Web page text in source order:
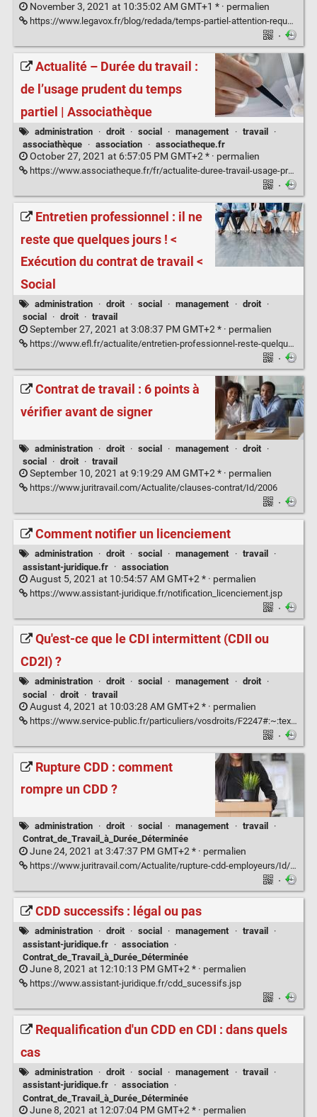
November 3, 2021 at 10:35:02 AM GMT+1 * · permalien
https://www.legavox.fr/blog/redada/temps-partiel-attention-requalification-salarie-31444.htm
·
Actualité – Durée du travail :
de l’usage prudent du temps
partiel | Associathèque
administration · droit · social · management · travail
·
associathèque
· association · associatheque.fr
October 27, 2021 at 6:57:05 PM GMT+2 * · permalien
https://www.associatheque.fr/fr/actualite-duree-travail-usage-prudent-temps-partiel.html
·
Entretien professionnel : il ne
reste que quelques jours ! <
Exécution du contrat de travail <
Social
administration · droit · social · management · droit
·
social
· droit · travail
September 27, 2021 at 3:08:37 PM GMT+2 * · permalien
https://www.efl.fr/actualite/entretien-professionnel-reste-quelques-jours_f3a77edd8-e5ea-4726-a0c4-381dc13d6d4f
·
Contrat de travail : 6 points à
vérifier avant de signer
administration · droit · social · management · droit
·
social
· droit · travail
September 10, 2021 at 9:19:29 AM GMT+2 * · permalien
https://www.juritravail.com/Actualite/clauses-contrat/Id/2006
·
Comment notifier un licenciement
administration · droit · social · management · travail
·
assistant-juridique.fr
· association
August 5, 2021 at 10:54:57 AM GMT+2 * · permalien
https://www.assistant-juridique.fr/notification_licenciement.jsp
·
Qu'est-ce que le CDI intermittent (CDII ou
CD2I) ?
administration · droit · social · management · droit
·
social
· droit · travail
August 4, 2021 at 10:03:28 AM GMT+2 * · permalien
https://www.service-public.fr/particuliers/vosdroits/F2247#:~:text=Le%20contrat%20de%20travail%20intermittent,%27importantes%20variations%20d%27activit%C3%A9
·
Rupture CDD : comment
rompre un CDD ?
administration · droit · social · management · travail
·
Contrat_de_Travail_à_Durée_Déterminée
June 24, 2021 at 3:47:37 PM GMT+2 * · permalien
https://www.juritravail.com/Actualite/rupture-cdd-employeurs/Id/196
·
CDD successifs : légal ou pas
administration · droit · social · management · travail
·
assistant-juridique.fr
· association
·
Contrat_de_Travail_à_Durée_Déterminée
June 8, 2021 at 12:10:13 PM GMT+2 * · permalien
https://www.assistant-juridique.fr/cdd_sucessifs.jsp
·
Requalification d'un CDD en CDI : dans quels
cas
administration · droit · social · management · travail
·
assistant-juridique.fr
· association
·
Contrat_de_Travail_à_Durée_Déterminée
June 8, 2021 at 12:07:04 PM GMT+2 * · permalien